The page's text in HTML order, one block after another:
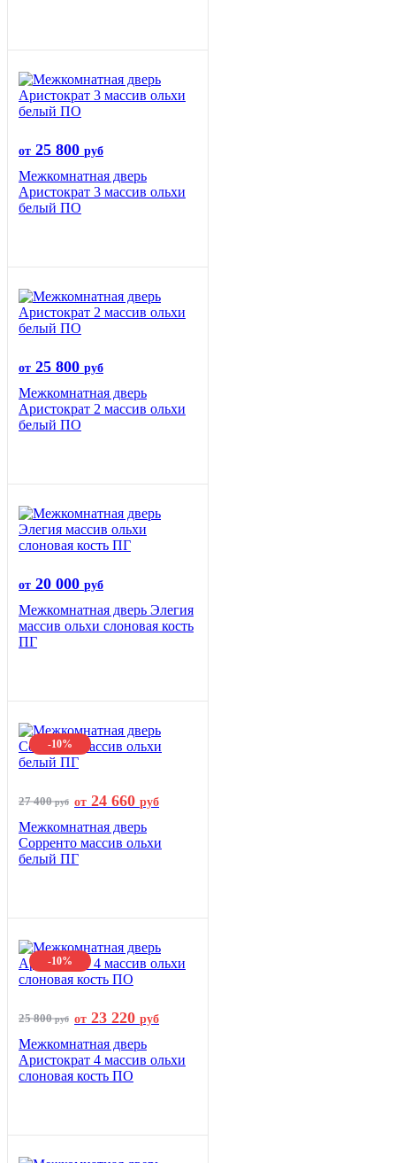
от 25 800 руб
Межкомнатная дверь
Аристократ 3 массив ольхи
белый ПО
от 25 800 руб
Межкомнатная дверь
Аристократ 2 массив ольхи
белый ПО
от 20 000 руб
Межкомнатная дверь Элегия
массив ольхи слоновая кость
ПГ
-10%
27 400руб от 24 660 руб
Межкомнатная дверь
Сорренто массив ольхи
белый ПГ
-10%
25 800руб от 23 220 руб
Межкомнатная дверь
Аристократ 4 массив ольхи
слоновая кость ПО